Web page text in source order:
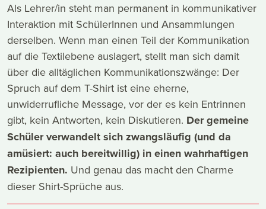
Als Lehrer/in steht man permanent in kommunikativer
Interaktion mit SchülerInnen und Ansammlungen
derselben. Wenn man einen Teil der Kommunikation
auf die Textilebene auslagert, stellt man sich damit
über die alltäglichen Kommunikationszwänge: Der
Spruch auf dem T-Shirt ist eine eherne,
unwiderrufliche Message, vor der es kein Entrinnen
gibt, kein Antworten, kein Diskutieren. Der gemeine
Schüler verwandelt sich zwangsläufig (und da
amüsiert: auch bereitwillig) in einen wahrhaftigen
Rezipienten. Und genau das macht den Charme
dieser Shirt-Sprüche aus.